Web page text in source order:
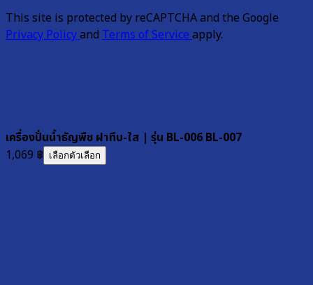
This site is protected by reCAPTCHA and the Google
Privacy Policyand Terms of Serviceapply.
เครื่องปั่นน้ำธัญพืช ฝาทึบ-ใส | รุ่น BL-006 BL-007
1,069 ฿ เลือกตัวเลือก